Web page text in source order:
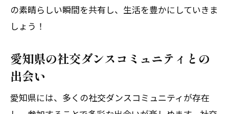
の素晴らしい瞬間を共有し、生活を豊かにしていきま
しょう！
愛知県の社交ダンスコミュニティとの
出会い
愛知県には、多くの社交ダンスコミュニティが存在